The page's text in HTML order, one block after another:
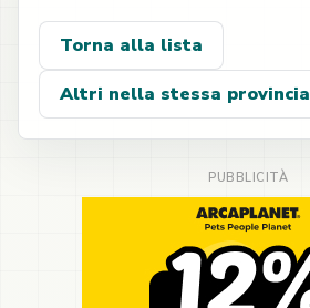
Torna alla lista
Altri nella stessa provincia